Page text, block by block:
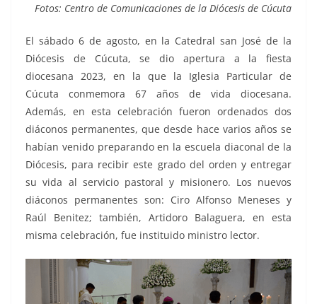
Fotos: Centro de Comunicaciones de la Diócesis de Cúcuta
El sábado 6 de agosto, en la Catedral san José de la
Diócesis de Cúcuta, se dio apertura a la fiesta
diocesana 2023, en la que la Iglesia Particular de
Cúcuta conmemora 67 años de vida diocesana.
Además, en esta celebración fueron ordenados dos
diáconos permanentes, que desde hace varios años se
habían venido preparando en la escuela diaconal de la
Diócesis, para recibir este grado del orden y entregar
su vida al servicio pastoral y misionero. Los nuevos
diáconos permanentes son: Ciro Alfonso Meneses y
Raúl Benitez; también, Artidoro Balaguera, en esta
misma celebración, fue instituido ministro lector.